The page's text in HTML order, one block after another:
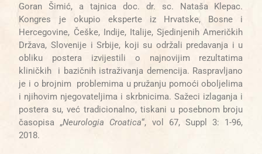
Goran Šimić, a tajnica doc. dr. sc. Nataša Klepac.
Kongres je okupio eksperte iz Hrvatske, Bosne i
Hercegovine, Češke, Indije, Italije, Sjedinjenih Američkih
Država, Slovenije i Srbije, koji su održali predavanja i u
obliku postera izvijestili o najnovijim rezultatima
kliničkih i bazičnih istraživanja demencija. Raspravljano
je i o brojnim problemima u pružanju pomoći oboljelima
i njihovim njegovateljima i skrbnicima. Sažeci izlaganja i
postera su, već tradicionalno, tiskani u posebnom broju
časopisa „Neurologia Croatica“, vol 67, Suppl 3: 1-96,
2018.